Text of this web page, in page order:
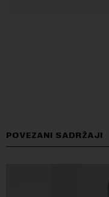
POVEZANI SADRŽAJI